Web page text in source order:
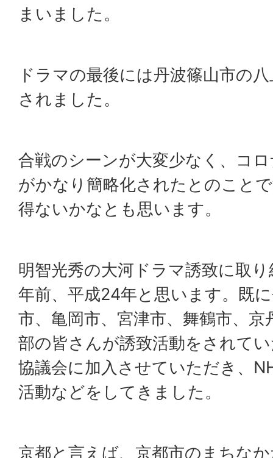
まいました。
ドラマの最後には丹波篠山市の
されました。
合戦のシーンが大変少なく、コ
がかなり簡略化されたとのこと
得ないかなとも思います。
明智光秀の大河ドラマ誘致に取
年前、平成24年と思います。既
市、亀岡市、宮津市、舞鶴市、京
部の皆さんが誘致活動をされて
協議会に加入させていただき、
活動などをしてきました。
京都と言えば、京都市のまちな